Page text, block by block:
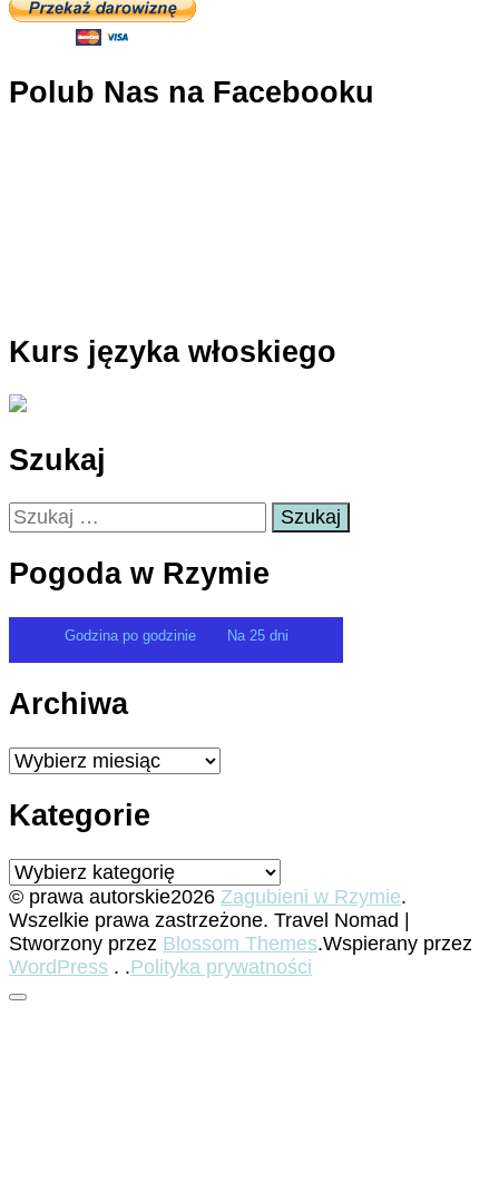
Polub Nas na Facebooku
Kurs języka włoskiego
Szukaj
Szukaj:
Pogoda w Rzymie
Godzina po godzinie Na 25 dni
Archiwa
Archiwa
Kategorie
Kategorie
© prawa autorskie2026 Zagubieni w Rzymie.
Wszelkie prawa zastrzeżone. Travel Nomad |
Stworzony przez Blossom Themes.Wspierany przez
WordPress . .Polityka prywatności